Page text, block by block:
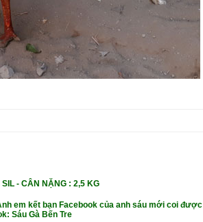
- CÂN NẶNG : 2,5 KG
em kết bạn Facebook của anh sáu mới coi được
Sáu Gà Bến Tre